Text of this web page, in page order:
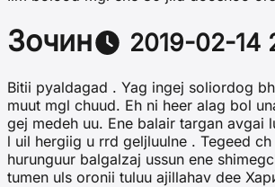
Зочин 2019-02-14
Bitii pyaldagad . Yag ingej soliordog
muut mgl chuud. Eh ni heer alag bol
gej medeh uu. Ene balair targan avgai
l uil hergiig u rrd geljluulne . Tegeed
hurunguur balgalzaj ussun ene
tumen uls oronii tuluu ajillahav dee